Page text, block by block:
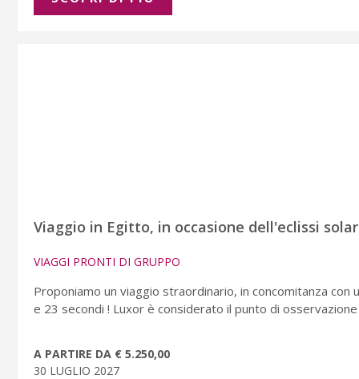
Viaggio in Egitto, in occasione dell'eclissi
VIAGGI PRONTI DI GRUPPO
Proponiamo un viaggio straordinario, in concomitanza
e 23 secondi ! Luxor è considerato il punto di
A PARTIRE DA € 5.250,00
30 LUGLIO 2027